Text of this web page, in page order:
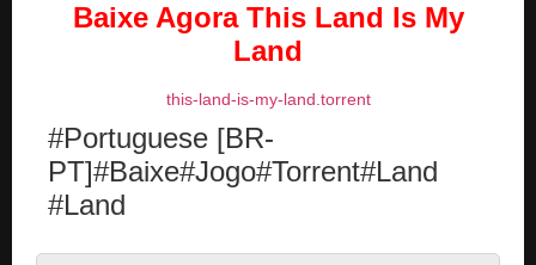
Baixe Agora This Land Is My
Land
this-land-is-my-land.torrent
#Portuguese [BR-
PT]#Baixe#Jogo#Torrent#Land
#Land